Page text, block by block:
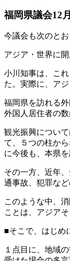
福岡県議会12
今議会も次のと
アジア・世界に
小川知事は、こ
た。実際に、ア
福岡県を訪れる
外国人居住者の
観光振興につい
て、５つの柱か
に今後も、本県
その一方、近年
通事故、犯罪な
このような中、
ことは、アジア
■そこで、はじめ
１点目に、地域